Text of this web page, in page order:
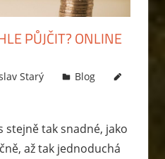
PŮJČIT? ONLINE
Starý
Blog
stejně tak snadné, jako
až tak jednoduchá